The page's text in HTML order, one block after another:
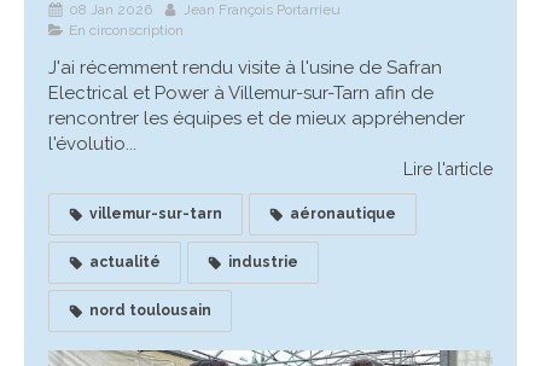
08 Jan 2026
Jean François Portarrieu
En circonscription
J'ai récemment rendu visite à l'usine de Safran
Electrical et Power à Villemur-sur-Tarn afin de
rencontrer les équipes et de mieux appréhender
l'évolutio...
Lire l'article
villemur-sur-tarn aéronautique
actualité industrie
nord toulousain